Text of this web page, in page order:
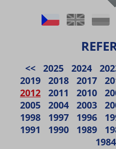
<< 2025 2024
2019
2018 2017
2012
2011 2010
2005
2004 2003
1998
1997 1996
1991
1990 1989
1984